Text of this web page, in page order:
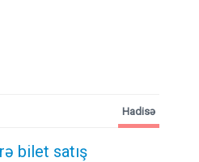
bilet satış
Hadisə